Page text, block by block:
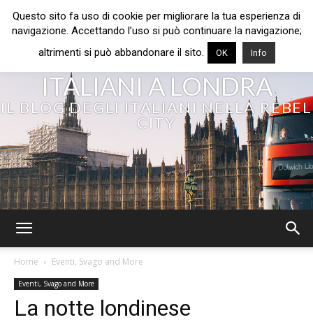
ITALIANI A LONDRA
IL BLOG DEGLI ITALIANI NELLA REBEL
CITY
Home Eventi, Svago and More
Eventi, Svago and More
La notte londinese
Questo sito fa uso di cookie per migliorare la tua esperienza di
navigazione. Accettando l’uso si può continuare la navigazione;
altrimenti si può abbandonare il sito.
OK Info